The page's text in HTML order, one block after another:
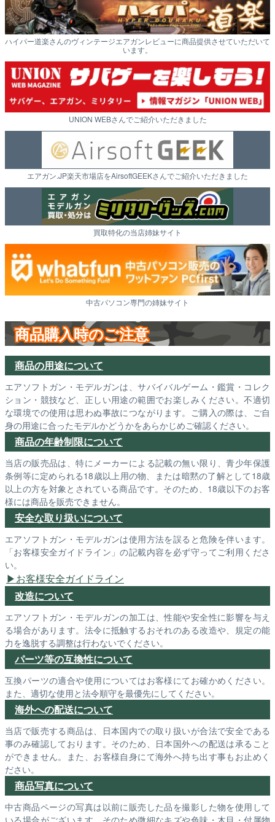
ハイパー道楽さんのヴィンテージエアガンレビューに商品提供させていただいて
います。
UNION WEBさんでご紹介いただきました
エアガン.JP楽天市場店をAirsoftGEEKさんでご紹介いただきました
買取特化の当店姉妹サイト
中古パソコン専門の姉妹サイト
商品購入時のご注意
商品の用途について
エアソフトガン・モデルガンは、サバイバルゲーム・鑑賞・コレク
ション・競技など、正しい用途の範囲でお楽しみください。不適切
な環境での使用は思わぬ事故につながります。ご購入の際は、ご自
身の用途に合ったモデルかどうかをあらかじめご確認ください。
商品の年齢制限について
当店の販売品は、特にメーカーによる記載の無い限り、青少年保護
条例等に定められる18歳以上用の物、または暗黙の了解として18歳
以上の方を対象とされている商品です。そのため、18歳以下のお客
様には商品を販売できません。
安全な取り扱いについて
エアソフトガン・モデルガンは使用方法を誤ると危険を伴います。
「お客様安全ガイドライン」の記載内容を必ず守ってご利用くださ
い。
お客様安全ガイドライン
改造について
エアソフトガン・モデルガンの加工は、性能や安全性に影響を与え
る場合があります。法令に抵触するおそれのある改造や、規定の能
力を逸脱する調整は行わないでください。
パーツ等の互換性について
互換パーツの適合や使用についてはお客様にてお確かめください。
また、適切な使用と法令順守を最優先にしてください。
海外への配送について
当店で販売する商品は、日本国内での取り扱いが合法で安全である
事のみ確認しております。そのため、日本国外への配送は承ること
ができません。また、お客様自身にて海外へ持ち出す事もお止めく
ださい。
商品写真について
中古商品ページの写真は以前に販売した品を撮影した物を使用して
いる場合がございます。そのため微細なキズや色味・木目・付属物